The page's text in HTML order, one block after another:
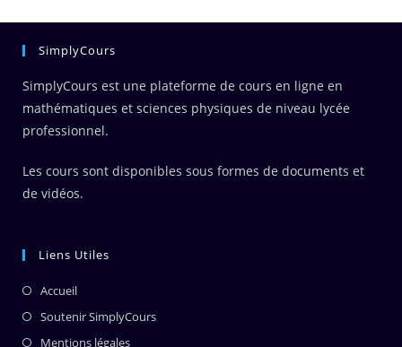
SimplyCours
SimplyCours est une plateforme de cours en ligne en
mathématiques et sciences physiques de niveau lycée
professionnel.
Les cours sont disponibles sous formes de documents et
de vidéos.
Liens Utiles
Accueil
Soutenir SimplyCours
Mentions légales